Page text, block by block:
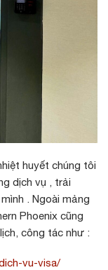
huyết chúng tôi
dịch vụ , trải
. Ngoài mảng
Phoenix cũng
công tác như :
vu-visa/